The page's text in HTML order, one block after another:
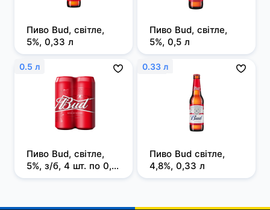
Пиво Bud, світле,
5%, 0,33 л
Пиво Bud, світле,
5%, 0,5 л
0.5 л
Пиво Bud, світле,
5%, з/б, 4 шт. по 0,5
л
0.33 л
Пиво Bud світле,
4,8%, 0,33 л